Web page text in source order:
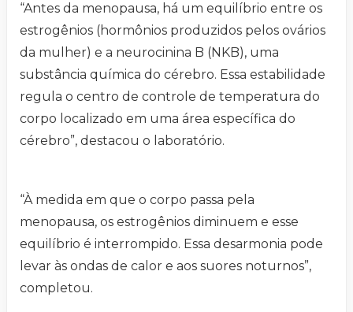
“Antes da menopausa, há um equilíbrio entre os
estrogênios (hormônios produzidos pelos ovários
da mulher) e a neurocinina B (NKB), uma
substância química do cérebro. Essa estabilidade
regula o centro de controle de temperatura do
corpo localizado em uma área específica do
cérebro”, destacou o laboratório.
“À medida em que o corpo passa pela
menopausa, os estrogênios diminuem e esse
equilíbrio é interrompido. Essa desarmonia pode
levar às ondas de calor e aos suores noturnos”,
completou.